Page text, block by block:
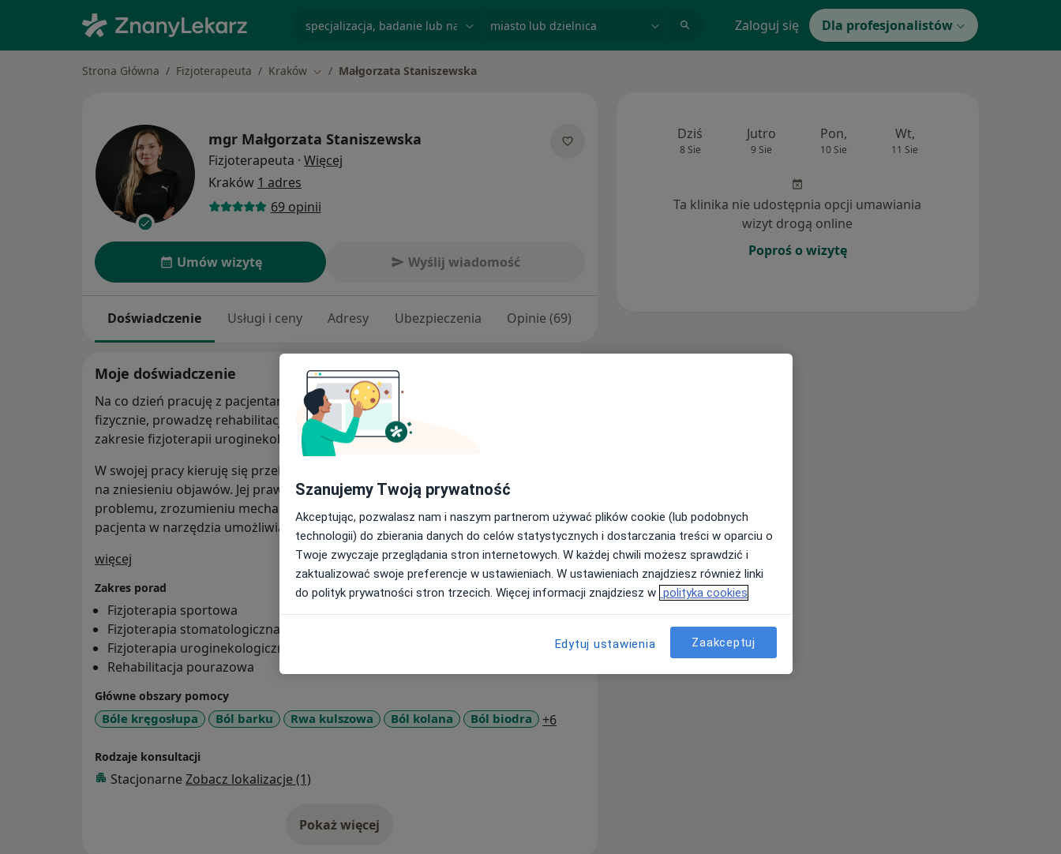
Zaloguj się Dla profesjonalistów
Strona Główna Fizjoterapeuta Kraków Zmień miasto
Małgorzata Staniszewska
mgr Małgorzata Staniszewska
Fizjoterapeuta · Więcej
Kraków 1 adres
69 opinii
Umów wizytę Wyślij wiadomość
Doświadczenie Usługi i ceny Adresy Ubezpieczenia Opinie (69)
Moje doświadczenie
Na co dzień pracuję z pacjentami pourazowymi oraz osobami aktywnymi
fizycznie, prowadzę rehabilitację wad postawy, a także wspieram kobiety w
zakresie fizjoterapii uroginekologicznej.
W swojej pracy kieruję się przekonaniem, że skuteczna fizjoterapia nie kończy się
na zniesieniu objawów. Jej prawdziwa wartość tkwi w dotarciu do źródła
problemu, zrozumieniu mechanizmów jego powstawania oraz wyposażeniu
pacjenta w narzędzia umożliwiające trwałą poprawę jakości życia.
więcej
Zakres porad
Fizjoterapia sportowa
Fizjoterapia stomatologiczna
Fizjoterapia uroginekologiczna
Rehabilitacja pourazowa
Główne obszary pomocy
Bóle kręgosłupa Ból barku Rwa kulszowa Ból kolana Ból biodra +6a11y_sr_more_diseases
Rodzaje konsultacji
Stacjonarne Zobacz lokalizacje (1)
Pokaż więcejo doświadczeniu
Dziś
8 Sie
Jutro
9 Sie
Pon,
10 Sie
Wt,
11 Sie
Ta klinika nie udostępnia opcji umawiania
wizyt drogą online
Poproś o wizytę
Szanujemy Twoją prywatność
Akceptując, pozwalasz nam i naszym partnerom używać plików cookie (lub podobnych
technologii) do zbierania danych do celów statystycznych i dostarczania treści w oparciu o
Twoje zwyczaje przeglądania stron internetowych. W każdej chwili możesz sprawdzić i
zaktualizować swoje preferencje w ustawieniach. W ustawieniach znajdziesz również linki
do polityk prywatności stron trzecich. Więcej informacji znajdziesz w polityka cookies
Edytuj ustawienia Zaakceptuj